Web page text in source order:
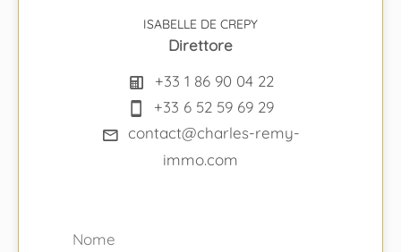
ISABELLE DE CREPY
Direttore
+33 1 86 90 04 22
+33 6 52 59 69 29
contact@charles-remy-
immo.com